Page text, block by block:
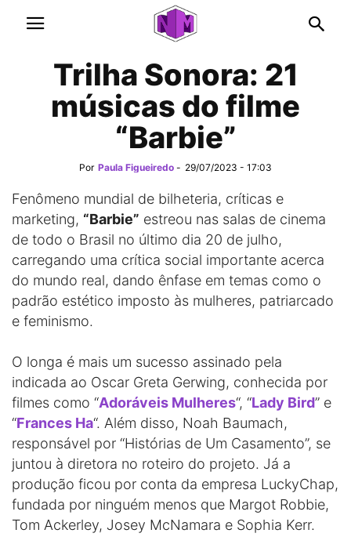
Trilha Sonora: 21
músicas do filme
“Barbie”
Por Paula Figueiredo - 29/07/2023 - 17:03
Fenômeno mundial de bilheteria, críticas e
marketing, “Barbie” estreou nas salas de cinema
de todo o Brasil no último dia 20 de julho,
carregando uma crítica social importante acerca
do mundo real, dando ênfase em temas como o
padrão estético imposto às mulheres, patriarcado
e feminismo.
O longa é mais um sucesso assinado pela
indicada ao Oscar Greta Gerwing, conhecida por
filmes como “Adoráveis Mulheres“, “Lady Bird” e
“Frances Ha“. Além disso, Noah Baumach,
responsável por “Histórias de Um Casamento”, se
juntou à diretora no roteiro do projeto. Já a
produção ficou por conta da empresa LuckyChap,
fundada por ninguém menos que Margot Robbie,
Tom Ackerley, Josey McNamara e Sophia Kerr.